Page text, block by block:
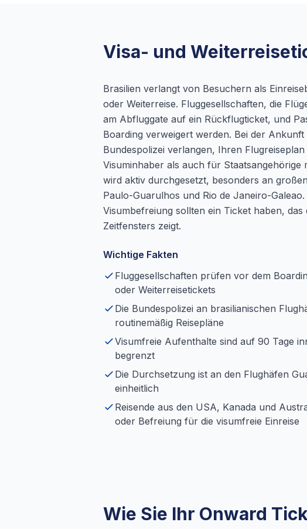
Visa- und
Brasilien verlangt von Besuchern als
oder Weiterreise. Fluggesellschaften, die
am Abfluggate auf ein Rückflugticket, und
Boarding verweigert werden. Bei der
Bundespolizei verlangen, Ihren
Visuminhaber als auch für
wird aktiv durchgesetzt, besonders an
Paulo-Guarulhos und Rio de Janeiro-
Visumbefreiung sollten ein Ticket haben, das
Zeitfensters zeigt.
Wichtige Fakten
Fluggesellschaften prüfen vor dem
oder Weiterreisetickets
Die Bundespolizei an brasilianischen
routinemäßig Reisepläne
Visumfreie Aufenthalte sind auf 90 Tage
begrenzt
Die Durchsetzung ist an den Flughäfen
einheitlich
Reisende aus den USA, Kanada und
oder Befreiung für die visumfreie Einreise
Wie Sie Ihr Onward